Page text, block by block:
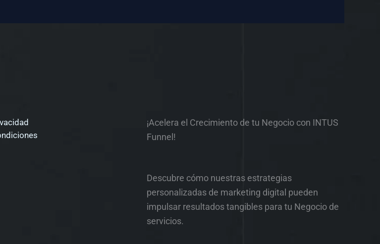
¡Acelera el Crecimiento de tu Negocio con INTUS
Funnel!
Descubre cómo nuestras estrategias
personalizadas de marketing digital pueden
impulsar resultados tangibles para tu Negocio de
servicios.